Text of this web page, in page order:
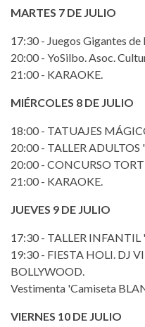
MARTES 7 DE JULIO
17:30 - Juegos Gigantes
20:00 - YoSilbo. Asoc.
21:00 - KARAOKE.
MIÉRCOLES 8 DE JULIO
18:00 - TATUAJES
20:00 - TALLER ADULTOS
20:00 - CONCURSO
21:00 - KARAOKE.
JUEVES 9 DE JULIO
17:30 - TALLER
19:30 - FIESTA HOLI. DJ
BOLLYWOOD.
Vestimenta 'Camiseta
VIERNES 10 DE JULIO